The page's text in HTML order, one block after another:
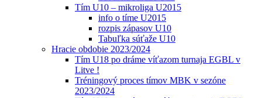
Tím U10 – mikroliga U2015
info o tíme U2015
rozpis zápasov U10
Tabuľka súťaže U10
Hracie obdobie 2023/2024
Tím U18 po dráme víťazom turnaja EGBL v
Litve !
Tréningový proces tímov MBK v sezóne
2023/2024